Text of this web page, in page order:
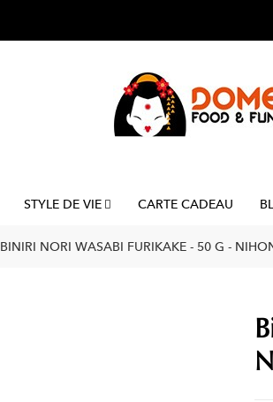
STYLE DE VIE CARTE CADEAU
BINIRI NORI WASABI FURIKAKE - 50 G -